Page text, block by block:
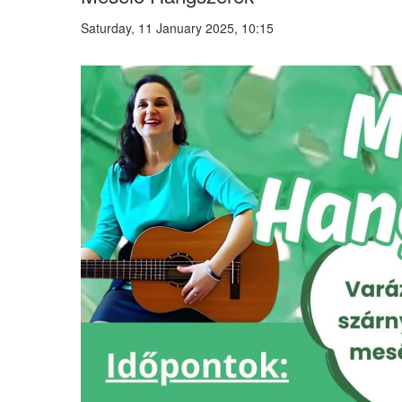
Saturday, 11 January 2025, 10:15